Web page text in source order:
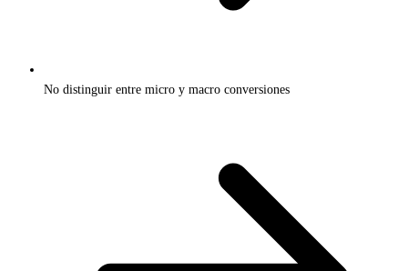
No distinguir entre micro y macro conversiones